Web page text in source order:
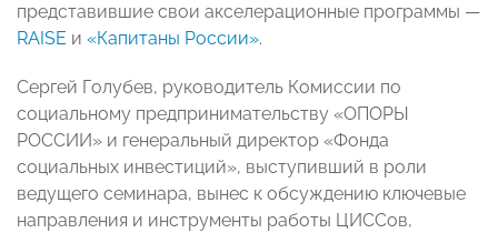
представившие свои акселерационные программы —
RAISE и «Капитаны России».
Сергей Голубев, руководитель Комиссии по
социальному предпринимательству «ОПОРЫ
РОССИИ» и генеральный директор «Фонда
социальных инвестиций», выступивший в роли
ведущего семинара, вынес к обсуждению ключевые
направления и инструменты работы ЦИССов,